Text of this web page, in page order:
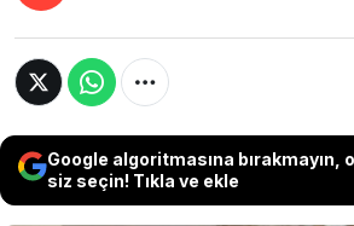
Google algoritmasına bırakmayın,
siz seçin! Tıkla ve ekle